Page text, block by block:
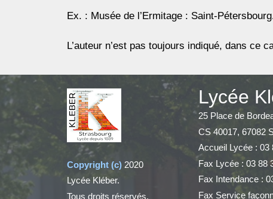
Ex. : Musée de l’Ermitage : Saint-
L’auteur n’est pas toujours indiqué, dans ce
Copyright (c) 2020
Lycée Kléber.
Tous droits réservés.
Lycée
25 Place de
CS 40017, 67082
Accueil Lycée : 03
Fax Lycée : 03 88
Fax Intendance :
Fax Service